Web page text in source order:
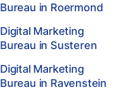
Bureau in Roermond
Digital Marketing
Bureau in Susteren
Digital Marketing
Bureau in Ravenstein